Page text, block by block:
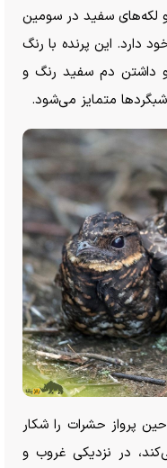
و لکه‌های سفید در سومین
دارد. این پرنده با رنگ
داشتن دم سفید رنگ و
متمایز می‌شود.
پرواز حشرات را شکار
در نزدیکی غروب و